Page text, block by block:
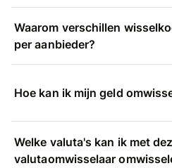
Waarom verschillen
per aanbieder?
Hoe kan ik mijn geld
Welke valuta's kan ik met
valutaomwisselaar